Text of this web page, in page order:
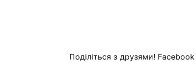
Поділіться з друзями! Facebook